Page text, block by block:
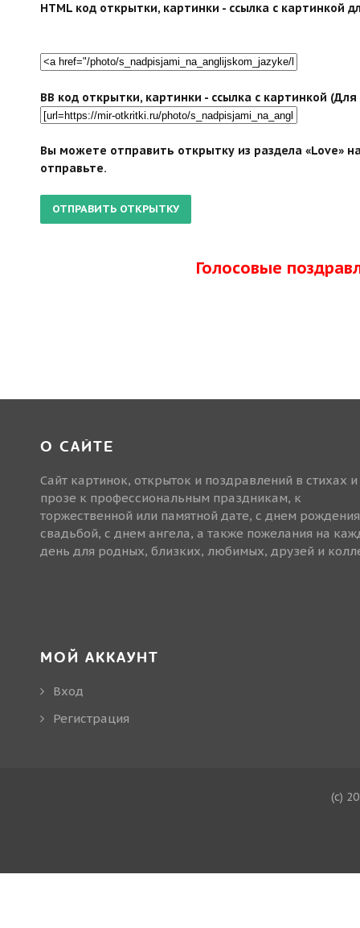
HTML код открытки, картинки - ссылка с картинкой
BB код открытки, картинки - ссылка с картинкой
Вы можете отправить открытку из раздела «Love»
отправьте.
Голосовые
О САЙТЕ
Сайт картинок, открыток и поздравлений в стихах и
прозе к профессиональным праздникам, к
торжественной или памятной дате, с днем
свадьбой, с днем ангела, а также пожелания на
день для родных, близких, любимых, друзей и
МОЙ АККАУНТ
Вход
Регистрация
(c)